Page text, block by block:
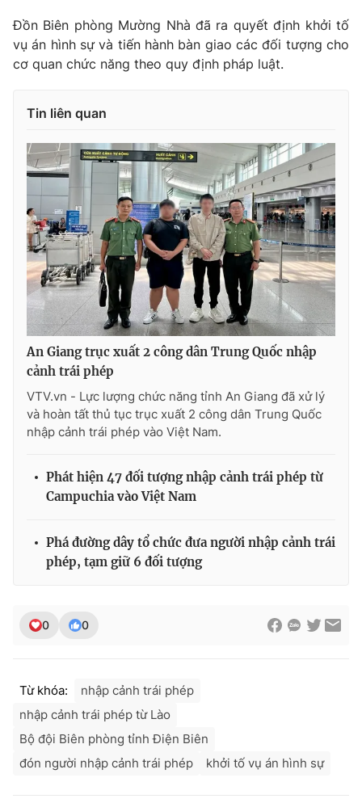
Email:toasoan@vtv.vn
Liên hệ quảng cáo: 024-7300.7108
® Cấm sao chép dưới mọi hình thức nếu không có sự chấp
thuận bằng văn bản. Ghi rõ nguồn VTV.vn khi phát hành lại
thông tin từ website này.
Đồn Biên phòng Mường Nhà đã ra quyết định khởi tố
vụ án hình sự và tiến hành bàn giao các đối tượng cho
cơ quan chức năng theo quy định pháp luật.
Tin liên quan
An Giang trục xuất 2 công dân Trung Quốc nhập
cảnh trái phép
VTV.vn - Lực lượng chức năng tỉnh An Giang đã xử lý
và hoàn tất thủ tục trục xuất 2 công dân Trung Quốc
nhập cảnh trái phép vào Việt Nam.
Phát hiện 47 đối tượng nhập cảnh trái phép từ
Campuchia vào Việt Nam
Phá đường dây tổ chức đưa người nhập cảnh trái
phép, tạm giữ 6 đối tượng
0 0
Từ khóa:
nhập cảnh trái phép
nhập cảnh trái phép từ Lào
Bộ đội Biên phòng tỉnh Điện Biên
đón người nhập cảnh trái phép
khởi tố vụ án hình sự